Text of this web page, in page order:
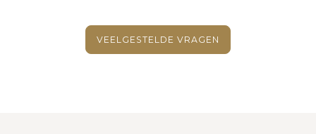
VEELGESTELDE VRAGEN